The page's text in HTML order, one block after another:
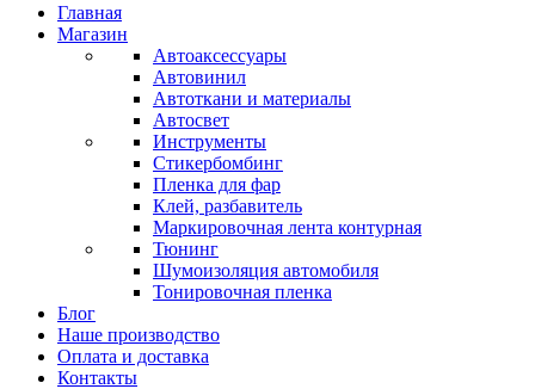
Главная
Магазин
Автоаксессуары
Автовинил
Автоткани и материалы
Автосвет
Инструменты
Стикербомбинг
Пленка для фар
Клей, разбавитель
Маркировочная лента контурная
Тюнинг
Шумоизоляция автомобиля
Тонировочная пленка
Блог
Наше производство
Оплата и доставка
Контакты